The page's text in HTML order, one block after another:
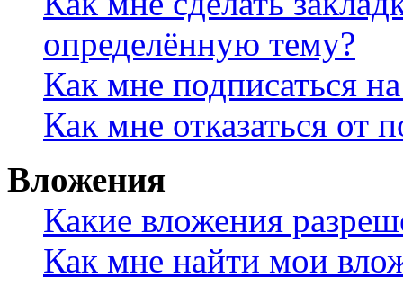
определённую тему?
Как мне подписаться
Как мне отказаться от
Вложения
Какие вложения
Как мне найти мои